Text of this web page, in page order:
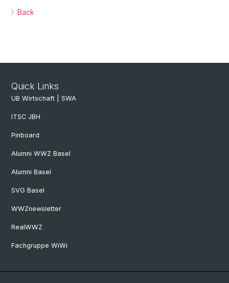
Back
Quick Links
UB Wirtschaft | SWA
ITSC JBH
Pinboard
Alumni WWZ Basel
Alumni Basel
SVG Basel
WWZnewsletter
RealWWZ
Fachgruppe WiWi